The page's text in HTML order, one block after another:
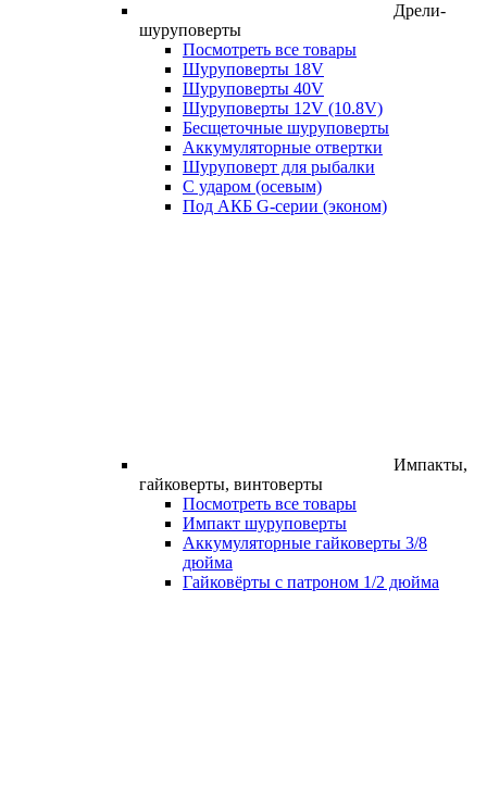
Дрели-
шуруповерты
Посмотреть все товары
Шуруповерты 18V
Шуруповерты 40V
Шуруповерты 12V (10.8V)
Бесщеточные шуруповерты
Аккумуляторные отвертки
Шуруповерт для рыбалки
С ударом (осевым)
Под АКБ G-серии (эконом)
Импакты,
гайковерты, винтоверты
Посмотреть все товары
Импакт шуруповерты
Аккумуляторные гайковерты 3/8
дюйма
Гайковёрты с патроном 1/2 дюйма